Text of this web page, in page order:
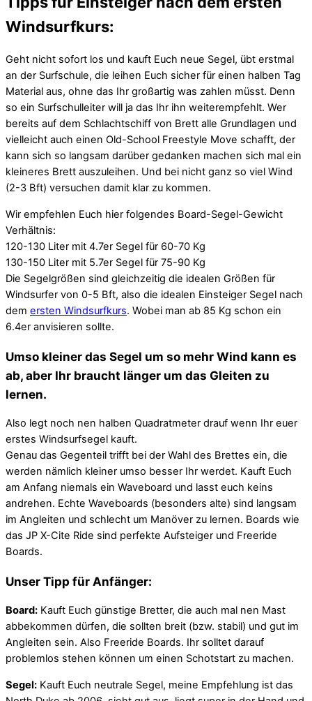
Windsurfkurs:
Geht nicht sofort los und kauft Euch neue Segel, übt erstmal
an der Surfschule, die leihen Euch sicher für einen halben Tag
Material aus, ohne das Ihr großartig was zahlen müsst. Denn
so ein Surfschulleiter will ja das Ihr ihn weiterempfehlt. Wer
bereits auf dem Schlachtschiff von Brett alle Grundlagen und
vielleicht auch einen Old-School Freestyle Move schafft, der
kann sich so langsam darüber gedanken machen sich mal ein
kleineres Brett auszuleihen. Und bei nicht ganz so viel Wind
(2-3 Bft) versuchen damit klar zu kommen.
Wir empfehlen Euch hier folgendes Board-Segel-Gewicht
Verhältnis:
120-130 Liter mit 4.7er Segel für 60-70 Kg
130-150 Liter mit 5.7er Segel für 75-90 Kg
Die Segelgrößen sind gleichzeitig die idealen Größen für
Windsurfer von 0-5 Bft, also die idealen Einsteiger Segel nach
dem ersten Windsurfkurs. Wobei man ab 85 Kg schon ein
6.4er anvisieren sollte.
Umso kleiner das Segel um so mehr Wind kann es
ab, aber Ihr braucht länger um das Gleiten zu
lernen.
Also legt noch nen halben Quadratmeter drauf wenn Ihr euer
erstes Windsurfsegel kauft.
Genau das Gegenteil trifft bei der Wahl des Brettes ein, die
werden nämlich kleiner umso besser Ihr werdet. Kauft Euch
am Anfang niemals ein Waveboard und lasst euch keins
andrehen. Echte Waveboards (besonders alte) sind langsam
im Angleiten und schlecht um Manöver zu lernen. Boards wie
das JP X-Cite Ride sind perfekte Aufsteiger und Freeride
Boards.
Unser Tipp für Anfänger:
Board: Kauft Euch günstige Bretter, die auch mal nen Mast
abbekommen dürfen, die sollten breit (bzw. stabil) und gut im
Angleiten sein. Also Freeride Boards. Ihr solltet darauf
problemlos stehen können um einen Schotstart zu machen.
Segel: Kauft Euch neutrale Segel, meine Empfehlung ist das